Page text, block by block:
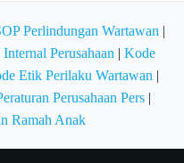
Perlindungan Wartawan |
Perusahaan | Kode
Etik Perilaku Wartawan |
Perusahaan Pers|
Ramah Anak